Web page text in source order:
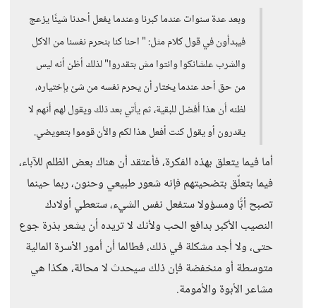
وبعد عدة سنوات عندما كبرنا وعندما يفعل أحدنا شيئًا يزعج
فيبدأون في قول كلام مثل: " احنا كنا بنحرم نفسنا من الاكل
والشرب علشانكوا وانتوا مش بتقدروا" لذلك أظن أنه ليس
من حق أحد عندما يختار أن يحرم نفسه من شئ بإختياره،
لظنه أن هذا أفضل للبقية، ثم يأتي بعد ذلك ويقول لهم أنهم لا
يقدرون أو يقول كنت أفعل هذا لكم والأن قوموا بتعويضي.
أما فيما يتعلق بهذه الفكرة، فأعتقد أن هناك بعض الظلم للآباء،
فيما بتعلّق بتضحيتهم فإنه شعور طبيعي وحنون، ربما حينما
تصبح أبًّا ومسؤولا ستفعل نفس الشيء، ستعطي أولادك
النصيب الأكبر بدافع الحب ولأنك لا تريده أن يشعر بذرة جوع
حتى، ولا أجد مشكلة في ذلك، فطالما أن أمور الأسرة المالية
متوسطة أو منخفضة فإن ذلك سيحدث لا محالة، هكذا هي
مشاعر الأبوة والأمومة.